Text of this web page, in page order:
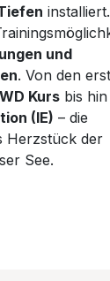
installiert.
und
. Von den
Kurs bis
(IE) – die
Herzstück der
See.